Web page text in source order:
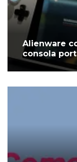
Alienware
consola